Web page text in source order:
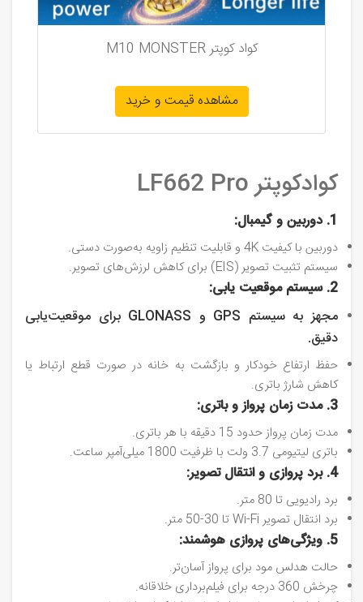
کواد کوپتر M10 MONSTER
مشاهده قیمت و خرید
کوادکوپتر LF662 Pro
1. دوربین و گیمبال:
دوربین با کیفیت 4K و قابلیت تنظیم زاویه به‌صورت دستی.
سیستم تثبیت تصویر (EIS) برای کاهش لرزش‌های تصویر.
2. سیستم موقعیت‌ یابی:
مجهز به سیستم GPS و GLONASS برای موقعیت‌یابی
دقیق.
حفظ ارتفاع خودکار و بازگشت به خانه در صورت قطع ارتباط یا
کاهش شارژ باتری.
3. مدت زمان پرواز و باتری:
مدت زمان پرواز حدود 15 دقیقه با هر باتری.
باتری لیتیومی 3.7 ولت با ظرفیت 1800 میلی‌آمپر ساعت.
4. برد پروازی و انتقال تصویر:
برد رادیویی تا 80 متر.
برد انتقال تصویر Wi-Fi تا 30-50 متر.
5. ویژگی‌های پروازی هوشمند:
حالت هدلس مود برای پرواز آسان‌تر.
چرخش 360 درجه برای فیلم‌برداری خلاقانه.